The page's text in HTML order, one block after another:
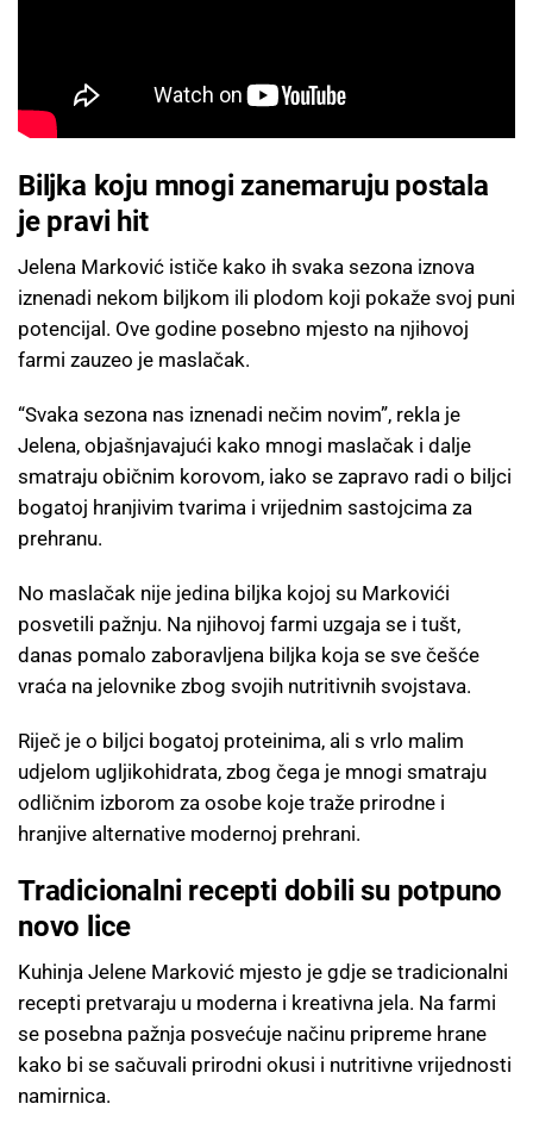
Biljka koju mnogi zanemaruju postala
je pravi hit
Jelena Marković ističe kako ih svaka sezona iznova
iznenadi nekom biljkom ili plodom koji pokaže svoj puni
potencijal. Ove godine posebno mjesto na njihovoj
farmi zauzeo je maslačak.
“Svaka sezona nas iznenadi nečim novim”, rekla je
Jelena, objašnjavajući kako mnogi maslačak i dalje
smatraju običnim korovom, iako se zapravo radi o biljci
bogatoj hranjivim tvarima i vrijednim sastojcima za
prehranu.
No maslačak nije jedina biljka kojoj su Markovići
posvetili pažnju. Na njihovoj farmi uzgaja se i tušt,
danas pomalo zaboravljena biljka koja se sve češće
vraća na jelovnike zbog svojih nutritivnih svojstava.
Riječ je o biljci bogatoj proteinima, ali s vrlo malim
udjelom ugljikohidrata, zbog čega je mnogi smatraju
odličnim izborom za osobe koje traže prirodne i
hranjive alternative modernoj prehrani.
Tradicionalni recepti dobili su potpuno
novo lice
Kuhinja Jelene Marković mjesto je gdje se tradicionalni
recepti pretvaraju u moderna i kreativna jela. Na farmi
se posebna pažnja posvećuje načinu pripreme hrane
kako bi se sačuvali prirodni okusi i nutritivne vrijednosti
namirnica.